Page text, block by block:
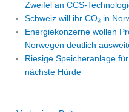
Zweifel an CCS-
Schweiz will ihr CO₂ in
Energiekonzerne wollen
Norwegen deutlich
Riesige Speicheranlage
nächste Hürde